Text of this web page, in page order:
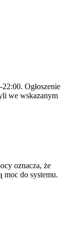
Ogłoszenie
we wskazanym
oznacza, że
do systemu.